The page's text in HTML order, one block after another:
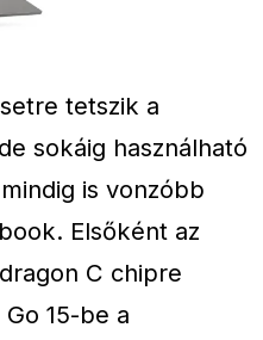
tetszik a
sokáig használható
is vonzóbb
Elsőként az
C chipre
15-be a